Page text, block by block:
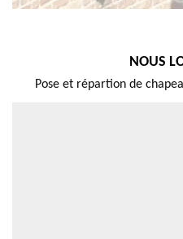
NOUS
Pose et répartion de